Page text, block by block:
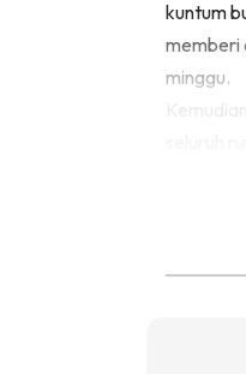
kuntum
memberi
minggu.